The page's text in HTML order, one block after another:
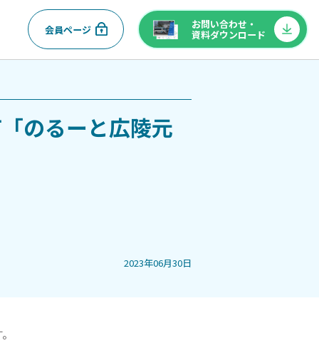
お問い合わせ・
資料ダウンロード
会員ページ
のるーと広陵元
2023年06月30日